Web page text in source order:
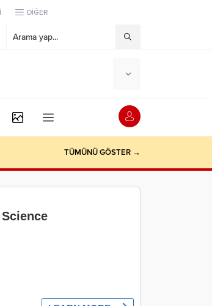
DİĞER
TÜMÜNÜ GÖSTER →